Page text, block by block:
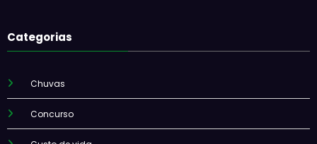
Categorias
Chuvas
Concurso